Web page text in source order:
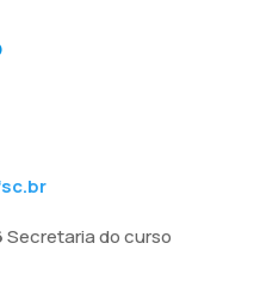
Secretaria do curso